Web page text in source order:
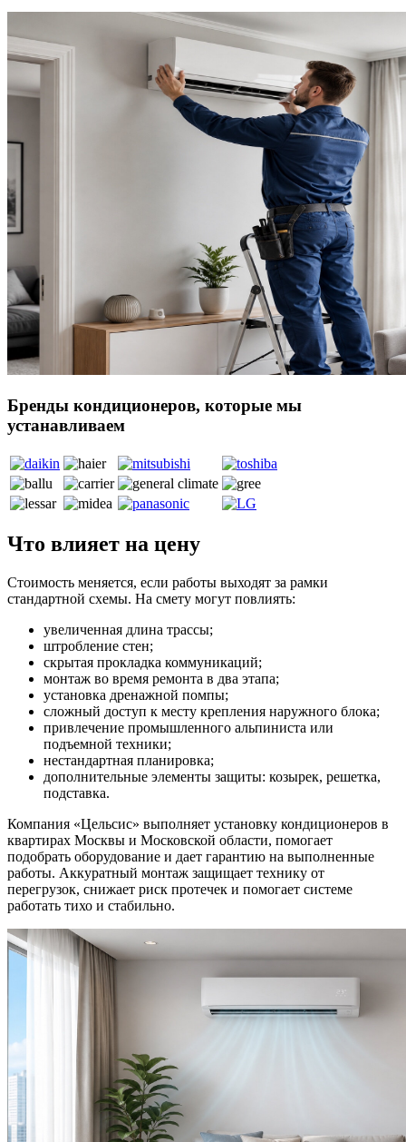
Бренды кондиционеров, которые мы
устанавливаем
Что влияет на цену
Стоимость меняется, если работы выходят за рамки
стандартной схемы. На смету могут повлиять:
увеличенная длина трассы;
штробление стен;
скрытая прокладка коммуникаций;
монтаж во время ремонта в два этапа;
установка дренажной помпы;
сложный доступ к месту крепления наружного блока;
привлечение промышленного альпиниста или
подъемной техники;
нестандартная планировка;
дополнительные элементы защиты: козырек, решетка,
подставка.
Компания «Цельсис» выполняет установку кондиционеров в
квартирах Москвы и Московской области, помогает
подобрать оборудование и дает гарантию на выполненные
работы. Аккуратный монтаж защищает технику от
перегрузок, снижает риск протечек и помогает системе
работать тихо и стабильно.